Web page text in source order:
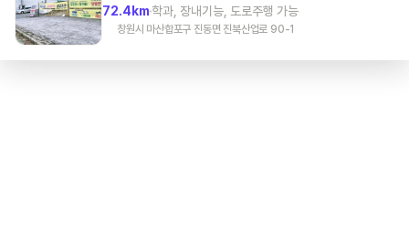
72.4km학과, 장내기능, 도로주행 가능
창원시 마산합포구 진동면 진북산업로 90-1